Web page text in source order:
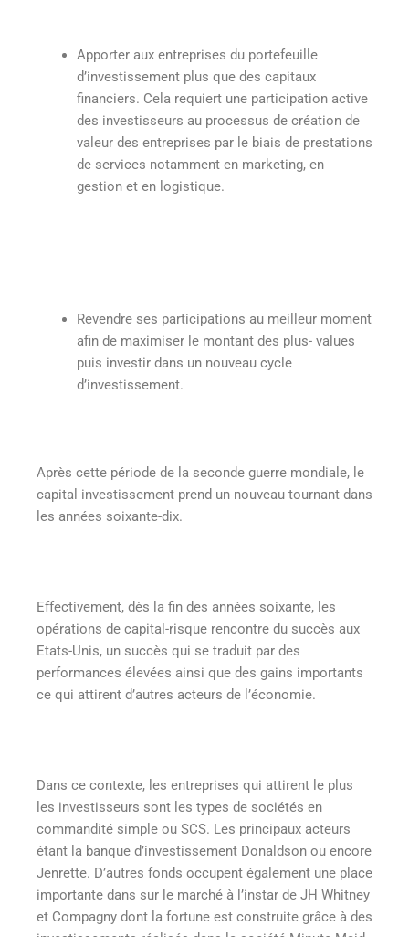
Apporter aux entreprises du portefeuille
d’investissement plus que des capitaux
financiers. Cela requiert une participation active
des investisseurs au processus de création de
valeur des entreprises par le biais de prestations
de services notamment en marketing, en
gestion et en logistique.
Revendre ses participations au meilleur moment
afin de maximiser le montant des plus- values
puis investir dans un nouveau cycle
d’investissement.
Après cette période de la seconde guerre mondiale, le
capital investissement prend un nouveau tournant dans
les années soixante-dix.
Effectivement, dès la fin des années soixante, les
opérations de capital-risque rencontre du succès aux
Etats-Unis, un succès qui se traduit par des
performances élevées ainsi que des gains importants
ce qui attirent d’autres acteurs de l’économie.
Dans ce contexte, les entreprises qui attirent le plus
les investisseurs sont les types de sociétés en
commandité simple ou SCS. Les principaux acteurs
étant la banque d’investissement Donaldson ou encore
Jenrette. D’autres fonds occupent également une place
importante dans sur le marché à l’instar de JH Whitney
et Compagny dont la fortune est construite grâce à des